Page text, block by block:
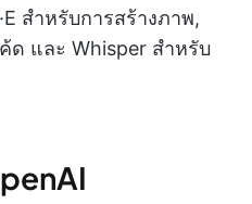
สำหรับการสร้างภาพ,
ด และ Whisper สำหรับ